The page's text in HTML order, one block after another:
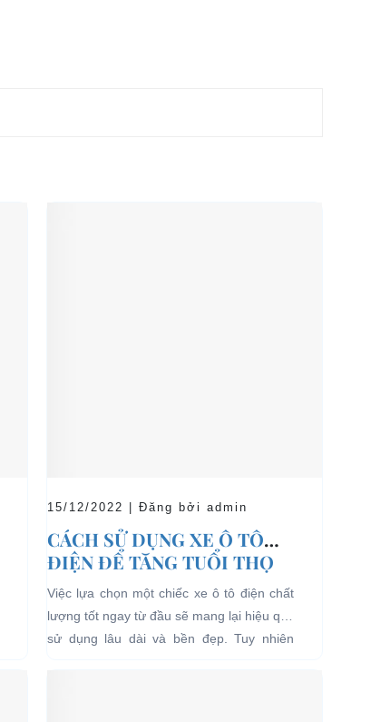
15/12/2022 | Đăng bởi admin
CÁCH SỬ DỤNG XE Ô TÔ
ĐIỆN ĐỂ TĂNG TUỔI THỌ
CHO XE
Việc lựa chọn một chiếc xe ô tô điện chất
lượng tốt ngay từ đầu sẽ mang lại hiệu quả
sử dụng lâu dài và bền đẹp. Tuy nhiên